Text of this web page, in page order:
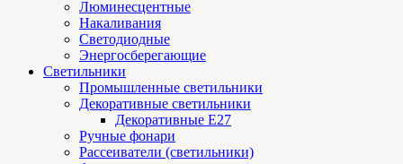
Люминесцентные
Накаливания
Светодиодные
Энергосберегающие
Светильники
Промышленные светильники
Декоративные светильники
Декоративные Е27
Ручные фонари
Рассеиватели (светильники)